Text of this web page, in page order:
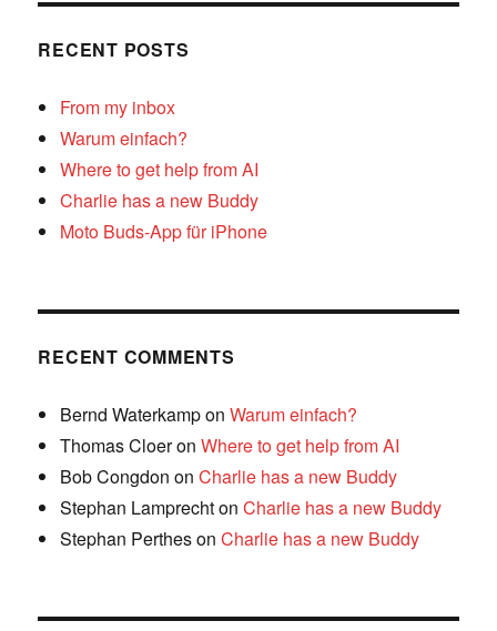
RECENT POSTS
From my inbox
Warum einfach?
Where to get help from AI
Charlie has a new Buddy
Moto Buds-App für iPhone
RECENT COMMENTS
Bernd WaterkamponWarum einfach?
Thomas CloeronWhere to get help from AI
Bob Congdon onCharlie has a new Buddy
Stephan LamprechtonCharlie has a new Buddy
Stephan PerthesonCharlie has a new Buddy